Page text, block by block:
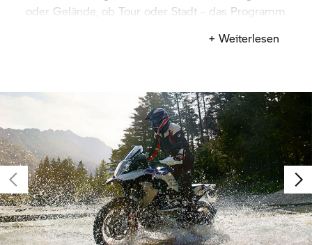
oder Gelände, ob Tour oder Stadt – das Programm
+ Weiterlesen